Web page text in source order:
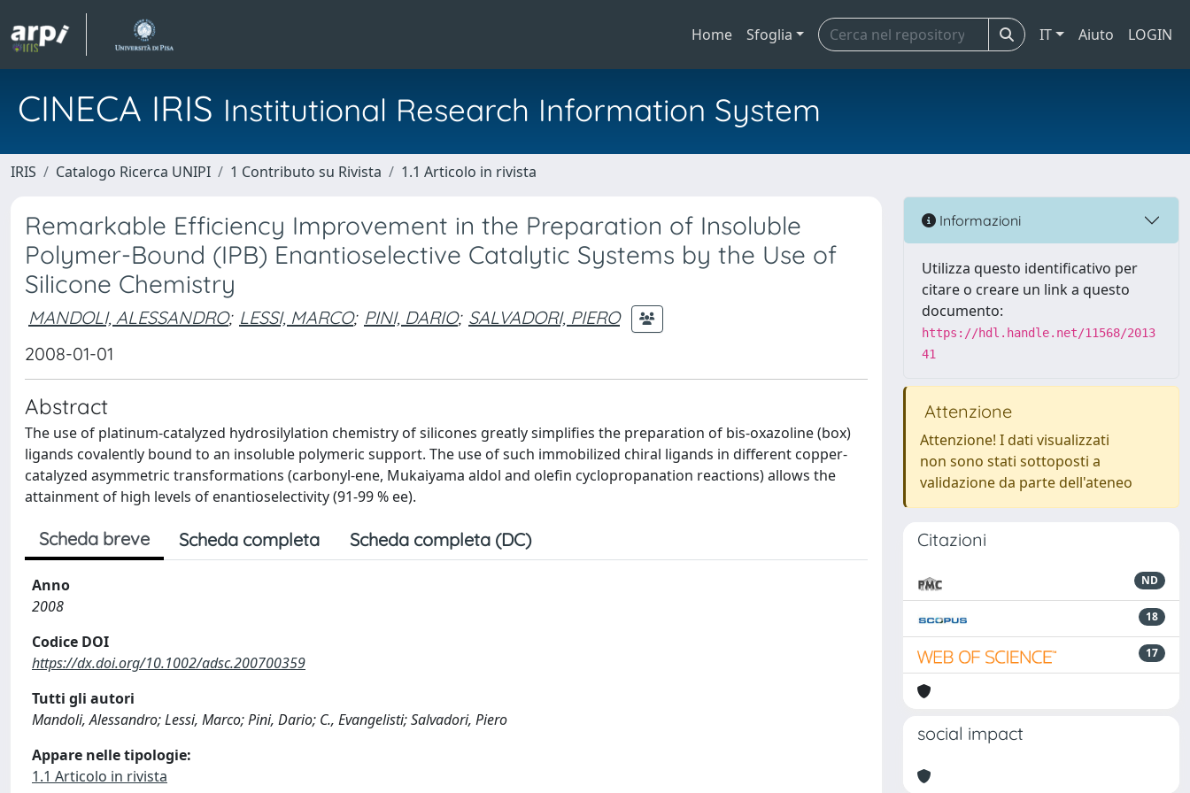
Home Sfoglia IT Aiuto LOGIN
CINECA IRIS Institutional Research Information System
IRIS Catalogo Ricerca UNIPI 1 Contributo su Rivista 1.1 Articolo in rivista
Remarkable Efficiency Improvement in the Preparation of Insoluble
Polymer-Bound (IPB) Enantioselective Catalytic Systems by the Use of
Silicone Chemistry
MANDOLI, ALESSANDRO; LESSI, MARCO; PINI, DARIO; SALVADORI, PIERO
2008-01-01
Abstract
The use of platinum-catalyzed hydrosilylation chemistry of silicones greatly simplifies the preparation of bis-oxazoline (box)
ligands covalently bound to an insoluble polymeric support. The use of such immobilized chiral ligands in different copper-
catalyzed asymmetric transformations (carbonyl-ene, Mukaiyama aldol and olefin cyclopropanation reactions) allows the
attainment of high levels of enantioselectivity (91-99 % ee).
Scheda breve Scheda completa Scheda completa (DC)
Anno
2008
Codice DOI
https://dx.doi.org/10.1002/adsc.200700359
Tutti gli autori
Mandoli, Alessandro; Lessi, Marco; Pini, Dario; C., Evangelisti; Salvadori, Piero
Appare nelle tipologie:
1.1 Articolo in rivista
Informazioni
Utilizza questo identificativo per
citare o creare un link a questo
documento:
https://hdl.handle.net/11568/2013
41
Attenzione
Attenzione! I dati visualizzati
non sono stati sottoposti a
validazione da parte dell'ateneo
Citazioni
ND
18
17
social impact